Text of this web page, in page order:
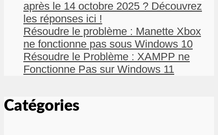
après le 14 octobre 2025 ? Découvrez
les réponses ici !
Résoudre le problème : Manette Xbox
ne fonctionne pas sous Windows 10
Résoudre le Problème : XAMPP ne
Fonctionne Pas sur Windows 11
Catégories